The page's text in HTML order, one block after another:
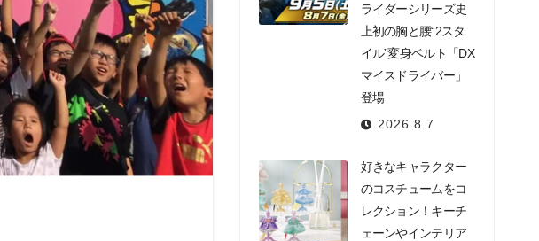
ライダーシリーズ史
上初の胸と腰“2スタ
イル”変身ベルト「DX
マイスドライバー」
登場
2026.8.7
好きなキャラクター
のコスチュームをコ
レクション！キーチ
ェーンやインテリア